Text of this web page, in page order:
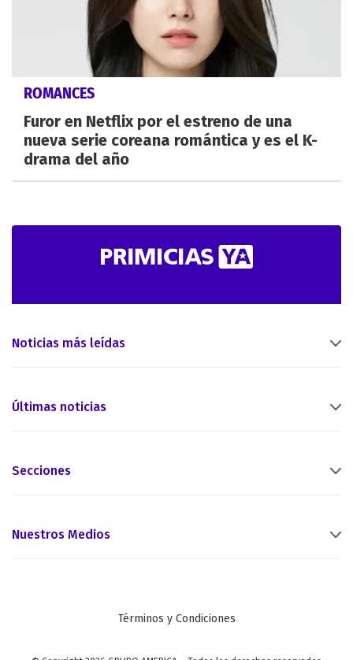
ROMANCES
Furor en Netflix por el estreno de una
nueva serie coreana romántica y es el K-
drama del año
Noticias más leídas
Últimas noticias
Secciones
Nuestros Medios
Términos y Condiciones